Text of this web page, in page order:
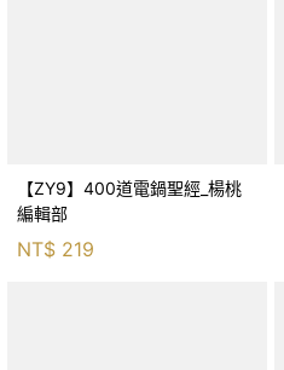
【ZY9】400道電鍋聖經_楊桃
編輯部
NT$ 219